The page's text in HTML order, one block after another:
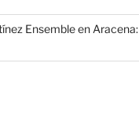
Ensemble en Aracena: